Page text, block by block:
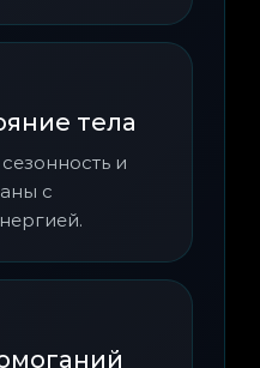
тела
и
с